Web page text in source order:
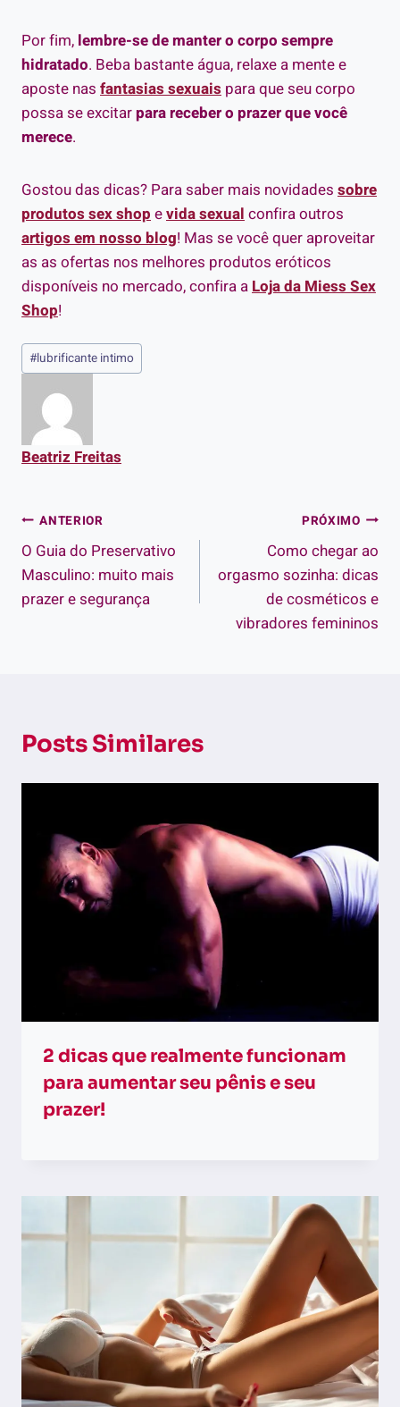
Por fim, lembre-se de manter o corpo sempre
hidratado. Beba bastante água, relaxe a mente e
aposte nas fantasias sexuais para que seu corpo
possa se excitarpara receber o prazer que você
merece.
Gostou das dicas? Para saber mais novidades sobre
produtos sex shop evida sexual confira outros
artigos em nosso blog! Mas se você quer aproveitar
as as ofertas nos melhores produtos eróticos
disponíveis no mercado, confira a Loja da Miess Sex
Shop!
Tags
do
Post:
#lubrificante intimo
Beatriz Freitas
Navegação
de
Post
ANTERIOR
O Guia do Preservativo
Masculino: muito mais
prazer e segurança
PRÓXIMO
Como chegar ao
orgasmo sozinha: dicas
de cosméticos e
vibradores femininos
Posts Similares
2 dicas que realmente funcionam
para aumentar seu pênis e seu
prazer!